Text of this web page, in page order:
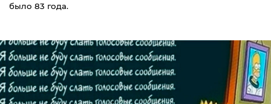
было 83 года.